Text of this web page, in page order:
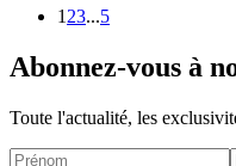
1 23...5
Abonnez-vous à
Toute l'actualité, les